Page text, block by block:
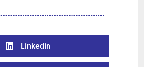
 Linkedin